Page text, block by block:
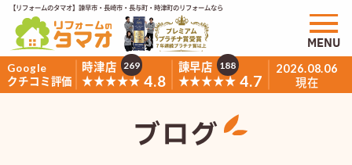
【リフォームのタマオ】諫早市・長崎市・長与町・時津町のリフォームなら
Google
クチコミ評価
時津店
★★★★★ 4.8
269
諫早店
★★★★★ 4.7
188 2026.08.06
現在
MENU
ブログ